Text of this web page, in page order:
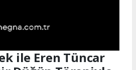
ile Eren Tüncar